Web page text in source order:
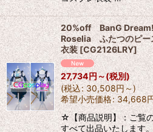
20%off BanG
Roselia ふたつのピ
衣装 [CG2126LRY]
27,734円～(税別)
(税込: 30,508円～)
希望小売価格: 34,668
☆【商品説明】：ご覧
すべて出品いたします